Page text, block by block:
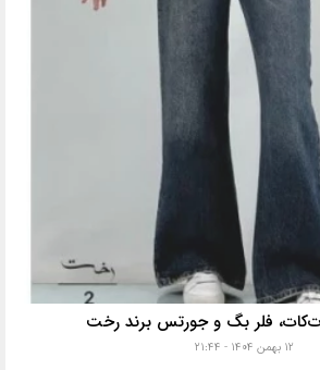
فلر بگ و جورتس برند رخت
۱۲ بهمن ۱۴۰۴ - ۲۱:۴۴